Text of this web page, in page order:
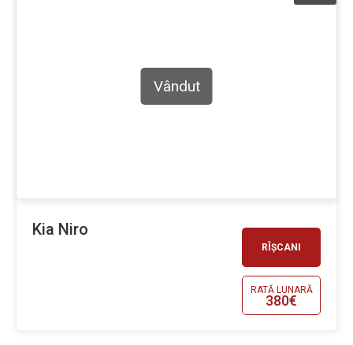
RÎȘCANI
RATĂ LUNARĂ
380€
Vândut
Kia Niro